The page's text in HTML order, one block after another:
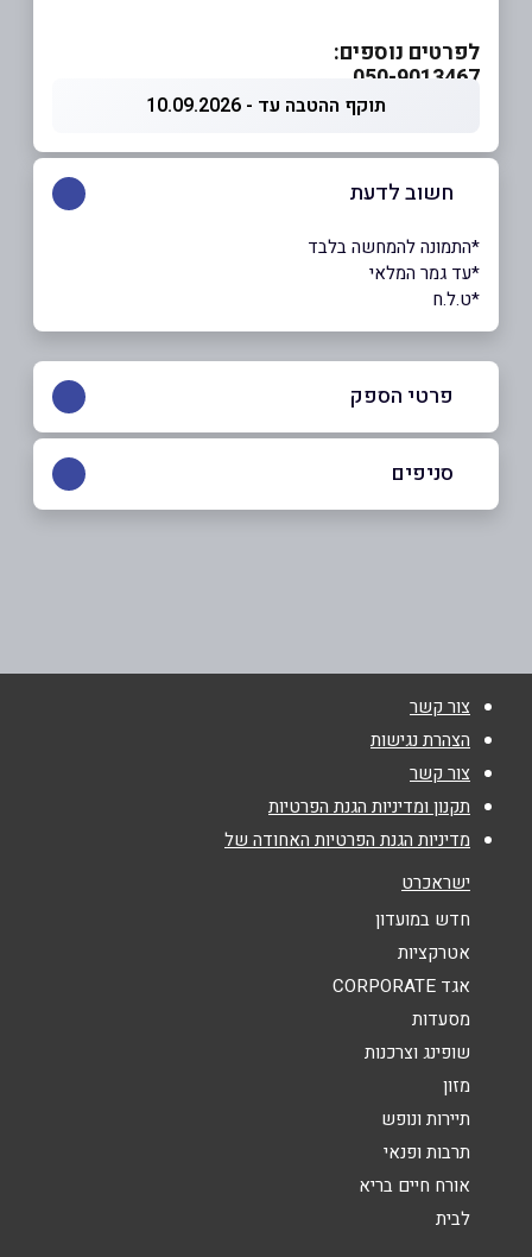
לפרטים נוספים:
050-9013467
תוקף ההטבה עד - 10.09.2026
חשוב לדעת
*התמונה להמחשה בלבד
*עד גמר המלאי
*ט.ל.ח
פרטי הספק
נושא*
אנא חזרו אלי בקשר ל...
סניפים
צור קשר
הצהרת נגישות
צור קשר
תקנון ומדיניות הגנת הפרטיות
מדיניות הגנת הפרטיות האחודה של
ישראכרט
חדש במועדון
אטרקציות
אגד CORPORATE
מסעדות
שופינג וצרכנות
מזון
תיירות ונופש
תרבות ופנאי
אורח חיים בריא
לבית